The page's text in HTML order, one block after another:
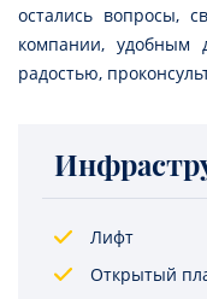
остались вопросы,
компании, удобным
радостью,
Лифт
Открытый